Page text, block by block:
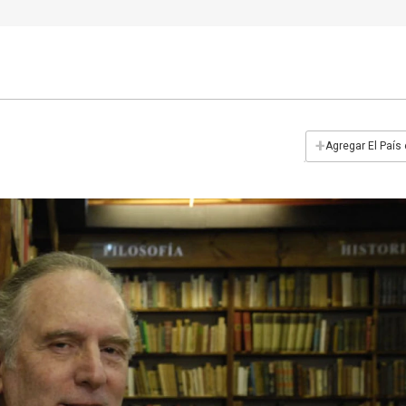
+Agregar El País